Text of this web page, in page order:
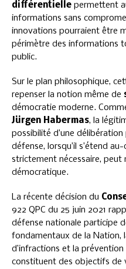
différentielle permettent
informations sans
innovations pourraient être
périmètre des informations
public.
Sur le plan philosophique,
repenser la notion même de
démocratie moderne.
Jürgen Habermas, la
possibilité d’une
défense, lorsqu’il s’étend
strictement nécessaire, peut
démocratique.
La récente décision du
922 QPC du 25 juin 2021
défense nationale participe
fondamentaux de la Nation,
d’infractions et la prévention
constituent des objectifs de